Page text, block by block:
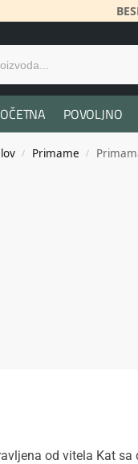
POVOLJNO
/ Primame /
od vitela Kat